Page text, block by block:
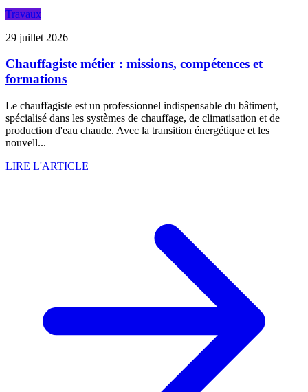
Travaux
29 juillet 2026
Chauffagiste métier : missions, compétences et
formations
Le chauffagiste est un professionnel indispensable du bâtiment,
spécialisé dans les systèmes de chauffage, de climatisation et de
production d'eau chaude. Avec la transition énergétique et les
nouvell...
LIRE L'ARTICLE